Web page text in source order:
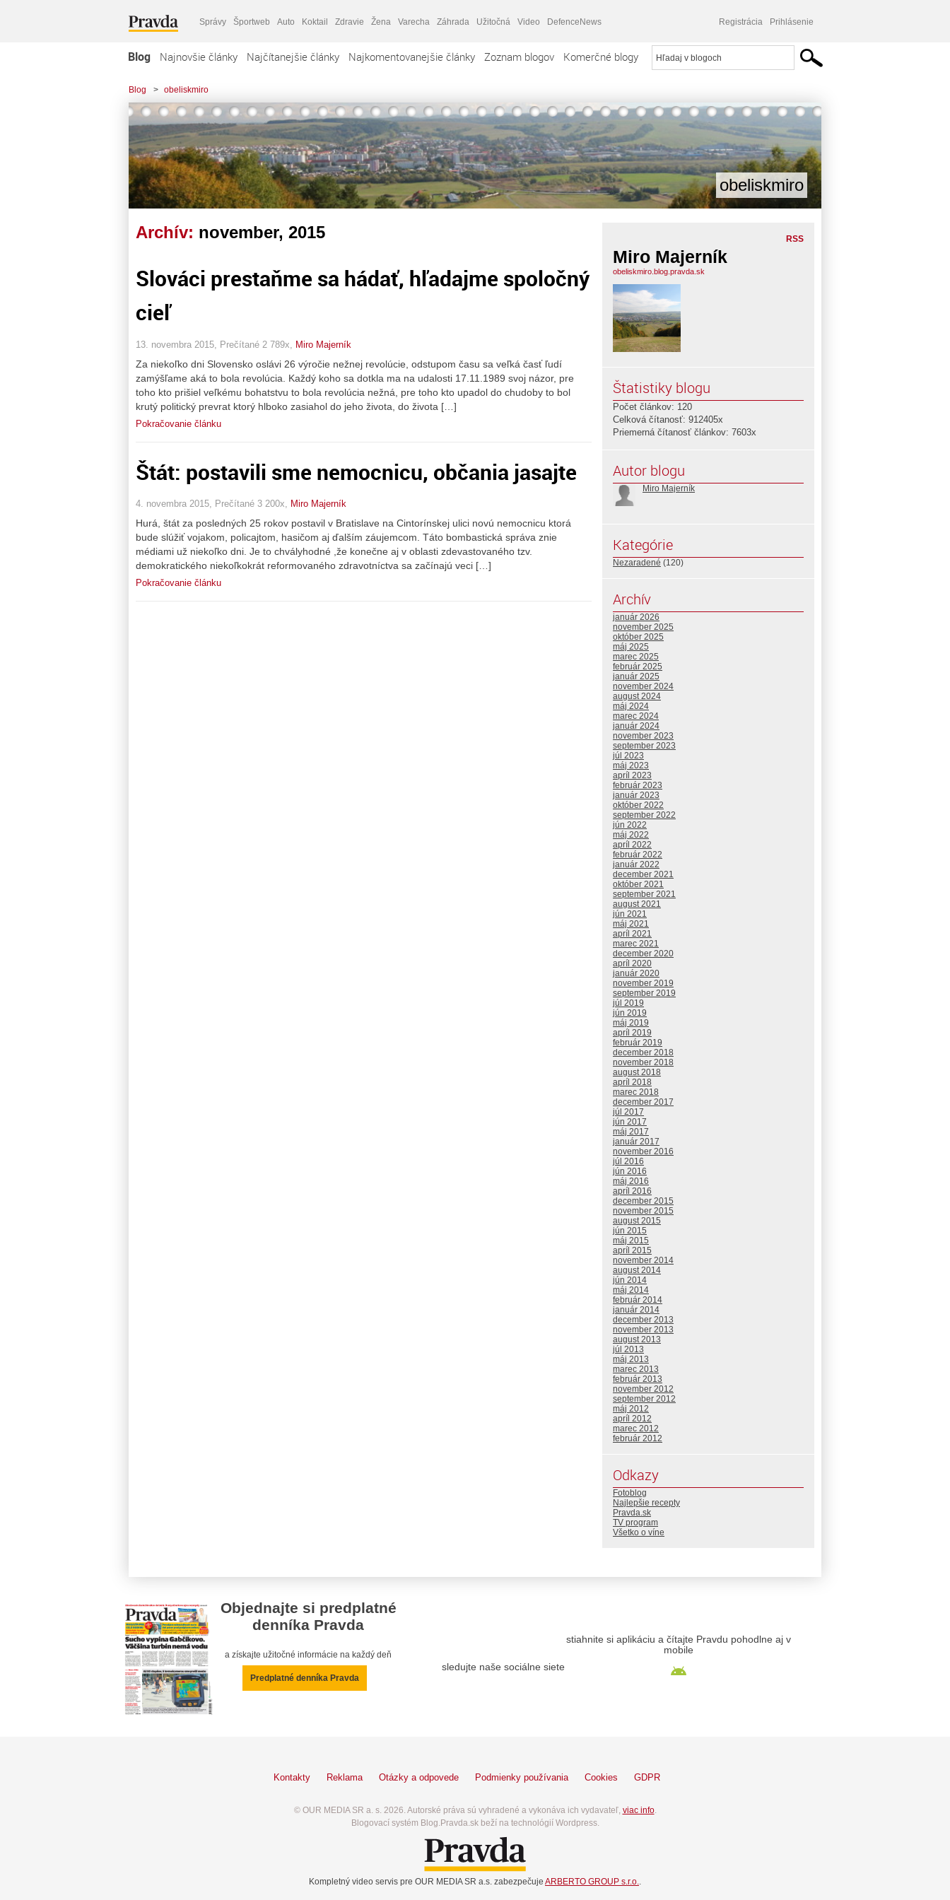
Správy Športweb Auto Koktail Zdravie Žena Varecha Záhrada Užitočná Video DefenceNews Registrácia Prihlásenie
Blog Najnovšie články Najčítanejšie články Najkomentovanejšie články Zoznam blogov Komerčné blogy
Blog > obeliskmiro
obeliskmiro
Archív: november, 2015
Slováci prestaňme sa hádať, hľadajme spoločný
cieľ
13. novembra 2015, Prečítané 2 789x, Miro Majerník
Za niekoľko dni Slovensko oslávi 26 výročie nežnej revolúcie, odstupom času sa veľká časť ľudí
zamýšľame aká to bola revolúcia. Každý koho sa dotkla ma na udalosti 17.11.1989 svoj názor, pre
toho kto prišiel veľkému bohatstvu to bola revolúcia nežná, pre toho kto upadol do chudoby to bol
krutý politický prevrat ktorý hlboko zasiahol do jeho života, do života […]
Pokračovanie článku
Štát: postavili sme nemocnicu, občania jasajte
4. novembra 2015, Prečítané 3 200x, Miro Majerník
Hurá, štát za posledných 25 rokov postavil v Bratislave na Cintorínskej ulici novú nemocnicu ktorá
bude slúžiť vojakom, policajtom, hasičom aj ďalším záujemcom. Táto bombastická správa znie
médiami už niekoľko dni. Je to chvályhodné ,že konečne aj v oblasti zdevastovaného tzv.
demokratického niekoľkokrát reformovaného zdravotníctva sa začínajú veci […]
Pokračovanie článku
RSS
Miro Majerník
obeliskmiro.blog.pravda.sk
Štatistiky blogu
Počet článkov: 120
Celková čítanosť: 912405x
Priemerná čítanosť článkov: 7603x
Autor blogu
Miro Majerník
Kategórie
Nezaradené (120)
Archív
január 2026
november 2025
október 2025
máj 2025
marec 2025
február 2025
január 2025
november 2024
august 2024
máj 2024
marec 2024
január 2024
november 2023
september 2023
júl 2023
máj 2023
apríl 2023
február 2023
január 2023
október 2022
september 2022
jún 2022
máj 2022
apríl 2022
február 2022
január 2022
december 2021
október 2021
september 2021
august 2021
jún 2021
máj 2021
apríl 2021
marec 2021
december 2020
apríl 2020
január 2020
november 2019
september 2019
júl 2019
jún 2019
máj 2019
apríl 2019
február 2019
december 2018
november 2018
august 2018
apríl 2018
marec 2018
december 2017
júl 2017
jún 2017
máj 2017
január 2017
november 2016
júl 2016
jún 2016
máj 2016
apríl 2016
december 2015
november 2015
august 2015
jún 2015
máj 2015
apríl 2015
november 2014
august 2014
jún 2014
máj 2014
február 2014
január 2014
december 2013
november 2013
august 2013
júl 2013
máj 2013
marec 2013
február 2013
november 2012
september 2012
máj 2012
apríl 2012
marec 2012
február 2012
Odkazy
Fotoblog
Najlepšie recepty
Pravda.sk
TV program
Všetko o víne
Objednajte si predplatné
denníka Pravda
a získajte užitočné informácie na každý deň
Predplatné denníka Pravda
sledujte naše sociálne siete
stiahnite si aplikáciu a čítajte Pravdu pohodlne aj v
mobile
Kontakty Reklama Otázky a odpovede Podmienky používania Cookies GDPR
© OUR MEDIA SR a. s. 2026. Autorské práva sú vyhradené a vykonáva ich vydavateľ, viac info.
Blogovací systém Blog.Pravda.sk beží na technológií Wordpress.
Kompletný video servis pre OUR MEDIA SR a.s. zabezpečuje ARBERTO GROUP s.r.o..